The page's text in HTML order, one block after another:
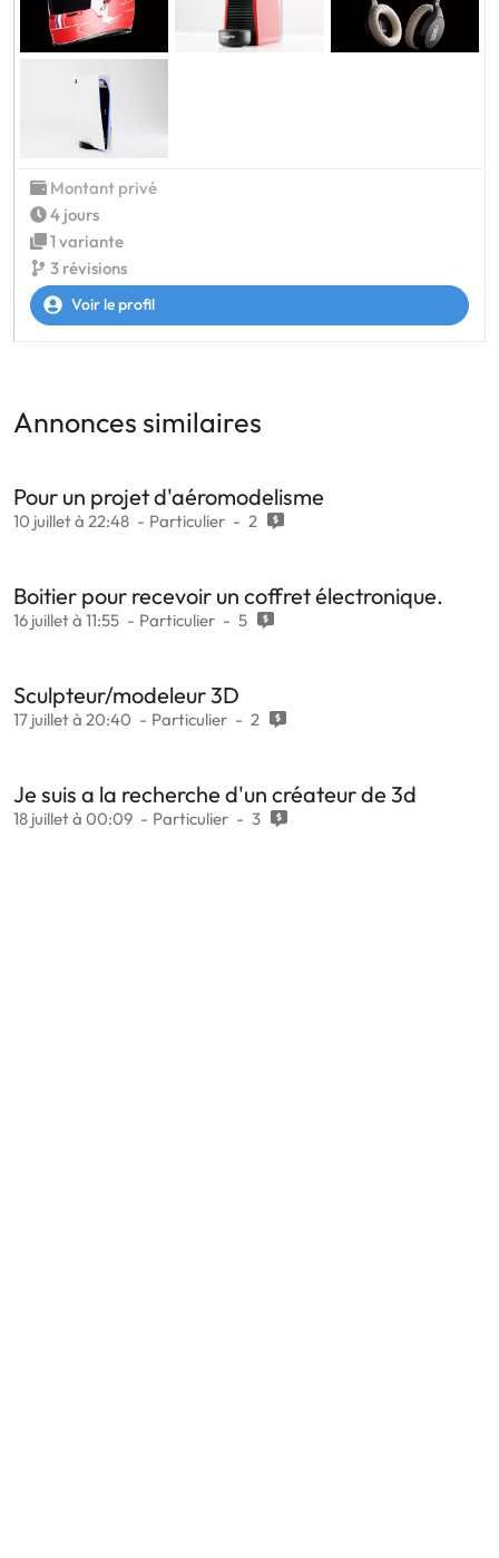
Montant privé
4 jours
1 variante
3 révisions
Voir le profil
Annonces similaires
Pour un projet d'aéromodelisme
10 juillet à 22:48 Particulier 2
Boitier pour recevoir un coffret électronique.
16 juillet à 11:55 Particulier 5
Sculpteur/modeleur 3D
17 juillet à 20:40 Particulier 2
Je suis a la recherche d'un créateur de 3d
18 juillet à 00:09 Particulier 3